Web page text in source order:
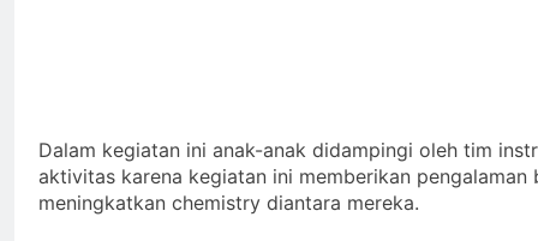
Dalam kegiatan ini anak-anak didampingi oleh tim
aktivitas karena kegiatan ini memberikan
meningkatkan chemistry diantara mereka.